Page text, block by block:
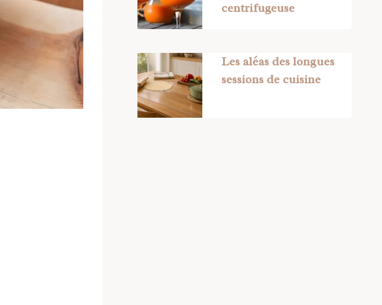
centrifugeuse
Les aléas des longues
sessions de cuisine